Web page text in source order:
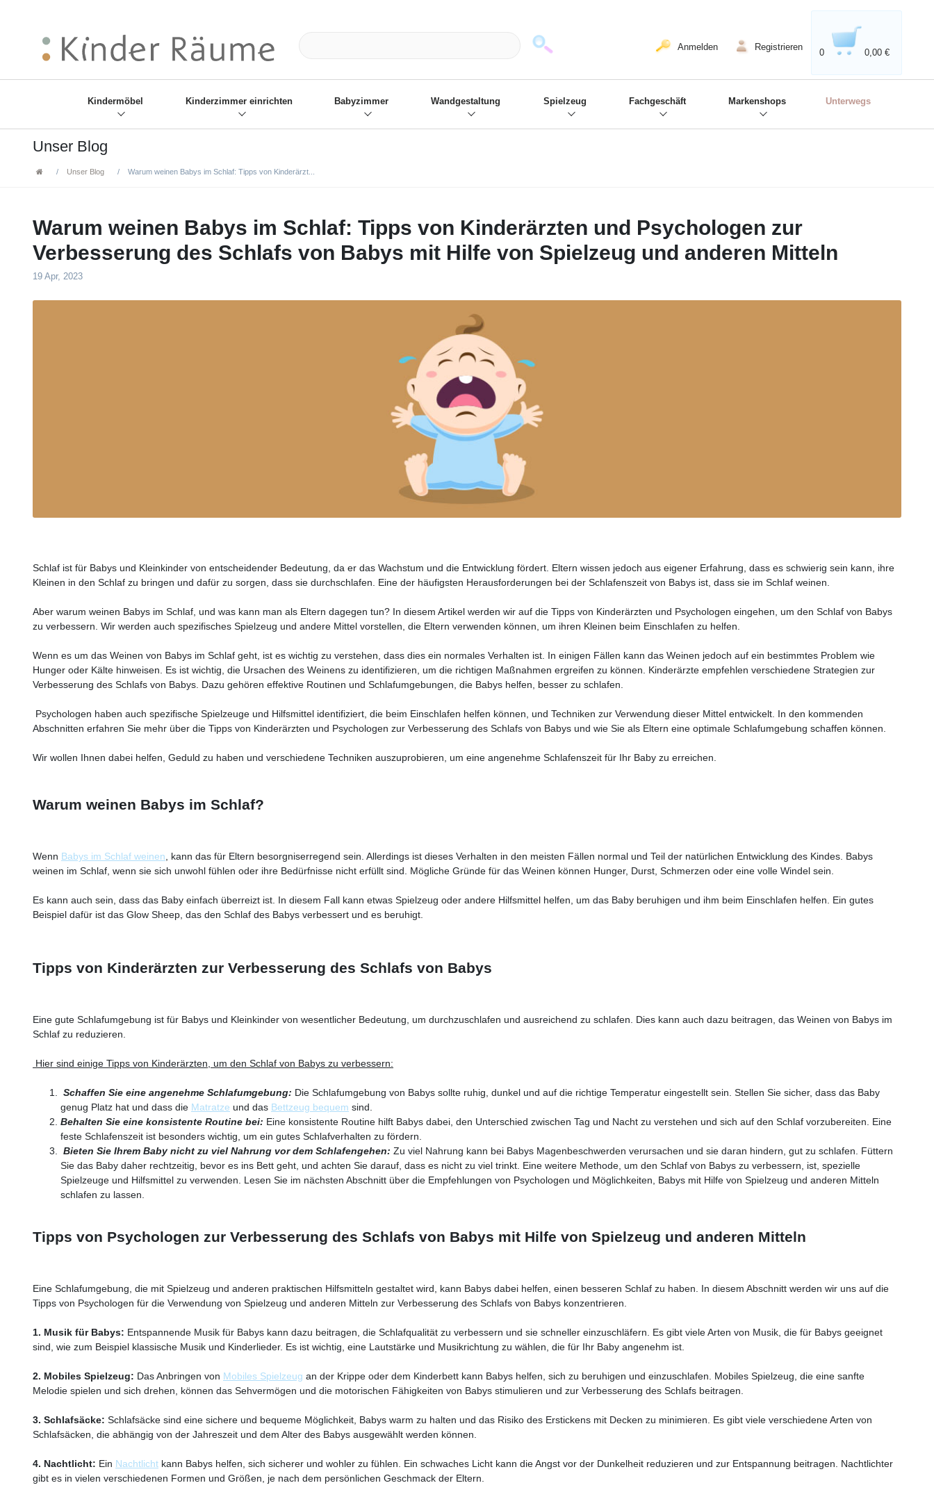
Anmelden Registrieren
0 0,00 €
Kindermöbel Kinderzimmer einrichten Babyzimmer Wandgestaltung Spielzeug Fachgeschäft Markenshops Unterwegs
Unser Blog
Unser Blog Warum weinen Babys im Schlaf: Tipps von Kinderärzt...
Warum weinen Babys im Schlaf: Tipps von Kinderärzten und Psychologen zur
Verbesserung des Schlafs von Babys mit Hilfe von Spielzeug und anderen Mitteln
19 Apr, 2023
Schlaf ist für Babys und Kleinkinder von entscheidender Bedeutung, da er das Wachstum und die Entwicklung fördert. Eltern wissen jedoch aus eigener Erfahrung, dass es schwierig sein kann, ihre
Kleinen in den Schlaf zu bringen und dafür zu sorgen, dass sie durchschlafen. Eine der häufigsten Herausforderungen bei der Schlafenszeit von Babys ist, dass sie im Schlaf weinen.
Aber warum weinen Babys im Schlaf, und was kann man als Eltern dagegen tun? In diesem Artikel werden wir auf die Tipps von Kinderärzten und Psychologen eingehen, um den Schlaf von Babys
zu verbessern. Wir werden auch spezifisches Spielzeug und andere Mittel vorstellen, die Eltern verwenden können, um ihren Kleinen beim Einschlafen zu helfen.
Wenn es um das Weinen von Babys im Schlaf geht, ist es wichtig zu verstehen, dass dies ein normales Verhalten ist. In einigen Fällen kann das Weinen jedoch auf ein bestimmtes Problem wie
Hunger oder Kälte hinweisen. Es ist wichtig, die Ursachen des Weinens zu identifizieren, um die richtigen Maßnahmen ergreifen zu können. Kinderärzte empfehlen verschiedene Strategien zur
Verbesserung des Schlafs von Babys. Dazu gehören effektive Routinen und Schlafumgebungen, die Babys helfen, besser zu schlafen.
Psychologen haben auch spezifische Spielzeuge und Hilfsmittel identifiziert, die beim Einschlafen helfen können, und Techniken zur Verwendung dieser Mittel entwickelt. In den kommenden
Abschnitten erfahren Sie mehr über die Tipps von Kinderärzten und Psychologen zur Verbesserung des Schlafs von Babys und wie Sie als Eltern eine optimale Schlafumgebung schaffen können.
Wir wollen Ihnen dabei helfen, Geduld zu haben und verschiedene Techniken auszuprobieren, um eine angenehme Schlafenszeit für Ihr Baby zu erreichen.
Warum weinen Babys im Schlaf?
Wenn Babys im Schlaf weinen , kann das für Eltern besorgniserregend sein. Allerdings ist dieses Verhalten in den meisten Fällen normal und Teil der natürlichen Entwicklung des Kindes. Babys
weinen im Schlaf, wenn sie sich unwohl fühlen oder ihre Bedürfnisse nicht erfüllt sind. Mögliche Gründe für das Weinen können Hunger, Durst, Schmerzen oder eine volle Windel sein.
Es kann auch sein, dass das Baby einfach überreizt ist. In diesem Fall kann etwas Spielzeug oder andere Hilfsmittel helfen, um das Baby beruhigen und ihm beim Einschlafen helfen. Ein gutes
Beispiel dafür ist das Glow Sheep, das den Schlaf des Babys verbessert und es beruhigt.
Tipps von Kinderärzten zur Verbesserung des Schlafs von Babys
Eine gute Schlafumgebung ist für Babys und Kleinkinder von wesentlicher Bedeutung, um durchzuschlafen und ausreichend zu schlafen. Dies kann auch dazu beitragen, das Weinen von Babys im
Schlaf zu reduzieren.
Hier sind einige Tipps von Kinderärzten, um den Schlaf von Babys zu verbessern:
Schaffen Sie eine angenehme Schlafumgebung: Die Schlafumgebung von Babys sollte ruhig, dunkel und auf die richtige Temperatur eingestellt sein. Stellen Sie sicher, dass das Baby
genug Platz hat und dass die Matratze und das Bettzeug bequem sind.
Behalten Sie eine konsistente Routine bei: Eine konsistente Routine hilft Babys dabei, den Unterschied zwischen Tag und Nacht zu verstehen und sich auf den Schlaf vorzubereiten. Eine
feste Schlafenszeit ist besonders wichtig, um ein gutes Schlafverhalten zu fördern.
Bieten Sie Ihrem Baby nicht zu viel Nahrung vor dem Schlafengehen: Zu viel Nahrung kann bei Babys Magenbeschwerden verursachen und sie daran hindern, gut zu schlafen. Füttern
Sie das Baby daher rechtzeitig, bevor es ins Bett geht, und achten Sie darauf, dass es nicht zu viel trinkt. Eine weitere Methode, um den Schlaf von Babys zu verbessern, ist, spezielle
Spielzeuge und Hilfsmittel zu verwenden. Lesen Sie im nächsten Abschnitt über die Empfehlungen von Psychologen und Möglichkeiten, Babys mit Hilfe von Spielzeug und anderen Mitteln
schlafen zu lassen.
Tipps von Psychologen zur Verbesserung des Schlafs von Babys mit Hilfe von Spielzeug und anderen Mitteln
Eine Schlafumgebung, die mit Spielzeug und anderen praktischen Hilfsmitteln gestaltet wird, kann Babys dabei helfen, einen besseren Schlaf zu haben. In diesem Abschnitt werden wir uns auf die
Tipps von Psychologen für die Verwendung von Spielzeug und anderen Mitteln zur Verbesserung des Schlafs von Babys konzentrieren.
1. Musik für Babys: Entspannende Musik für Babys kann dazu beitragen, die Schlafqualität zu verbessern und sie schneller einzuschläfern. Es gibt viele Arten von Musik, die für Babys geeignet
sind, wie zum Beispiel klassische Musik und Kinderlieder. Es ist wichtig, eine Lautstärke und Musikrichtung zu wählen, die für Ihr Baby angenehm ist.
2. Mobiles Spielzeug: Das Anbringen von Mobiles Spielzeug an der Krippe oder dem Kinderbett kann Babys helfen, sich zu beruhigen und einzuschlafen. Mobiles Spielzeug, die eine sanfte
Melodie spielen und sich drehen, können das Sehvermögen und die motorischen Fähigkeiten von Babys stimulieren und zur Verbesserung des Schlafs beitragen.
3. Schlafsäcke: Schlafsäcke sind eine sichere und bequeme Möglichkeit, Babys warm zu halten und das Risiko des Erstickens mit Decken zu minimieren. Es gibt viele verschiedene Arten von
Schlafsäcken, die abhängig von der Jahreszeit und dem Alter des Babys ausgewählt werden können.
4. Nachtlicht: Ein Nachtlicht kann Babys helfen, sich sicherer und wohler zu fühlen. Ein schwaches Licht kann die Angst vor der Dunkelheit reduzieren und zur Entspannung beitragen. Nachtlichter
gibt es in vielen verschiedenen Formen und Größen, je nach dem persönlichen Geschmack der Eltern.